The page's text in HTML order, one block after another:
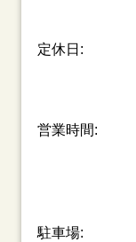
定休日:
営業時間:
駐車場: